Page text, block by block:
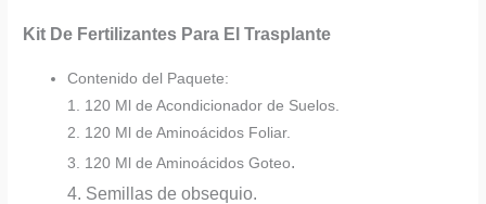
Kit De Fertilizantes Para El Trasplante
Contenido del Paquete:
1. 120 Ml de Acondicionador de Suelos.
2. 120 Ml de Aminoácidos Foliar.
3. 120 Ml de Aminoácidos Goteo.
4. Semillas de obsequio.